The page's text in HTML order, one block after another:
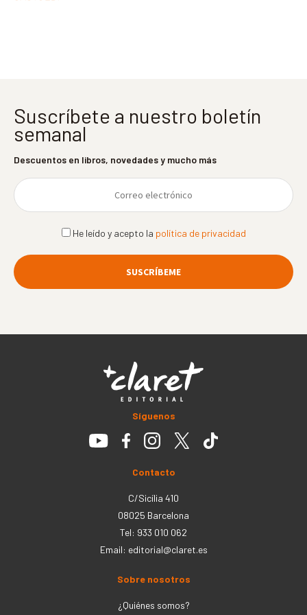
Suscríbete a nuestro boletín
semanal
Descuentos en libros, novedades y mucho más
He leído y acepto la política de privacidad
Síguenos
Contacto
C/Sicília 410
08025 Barcelona
Tel: 933 010 062
Email: editorial@claret.es
Sobre nosotros
¿Quiénes somos?